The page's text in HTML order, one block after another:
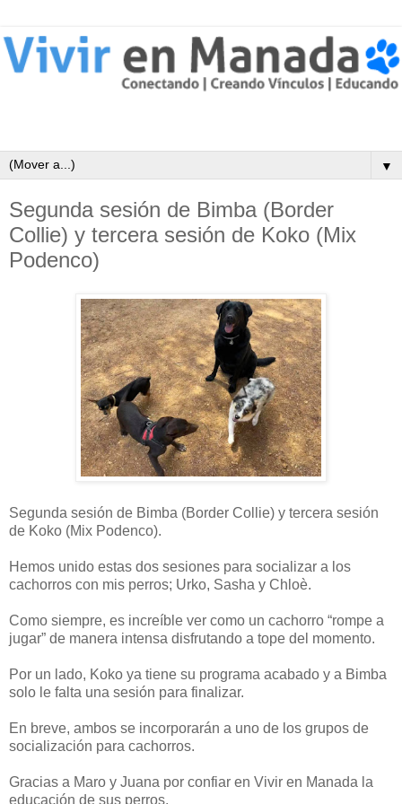
▼
Segunda sesión de Bimba (Border
Collie) y tercera sesión de Koko (Mix
Podenco)
Segunda sesión de Bimba (Border Collie) y tercera sesión
de Koko (Mix Podenco).
Hemos unido estas dos sesiones para socializar a los
cachorros con mis perros; Urko, Sasha y Chloè.
Como siempre, es increíble ver como un cachorro “rompe a
jugar” de manera intensa disfrutando a tope del momento.
Por un lado, Koko ya tiene su programa acabado y a Bimba
solo le falta una sesión para finalizar.
En breve, ambos se incorporarán a uno de los grupos de
socialización para cachorros.
Gracias a Maro y Juana por confiar en Vivir en Manada la
educación de sus perros.